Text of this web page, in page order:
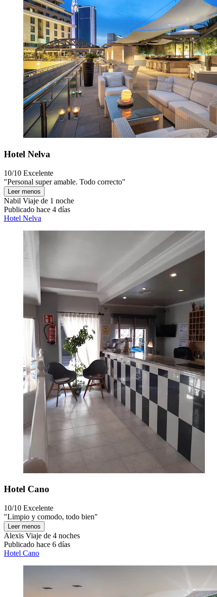
Hotel Nelva
10/10 Excelente
"Personal super amable. Todo correcto"
Leer menos
Nabil Viaje de 1 noche
Publicado hace 4 días
Hotel Nelva
Hotel Cano
10/10 Excelente
"Limpio y comodo, todo bien"
Leer menos
Alexis Viaje de 4 noches
Publicado hace 6 días
Hotel Cano